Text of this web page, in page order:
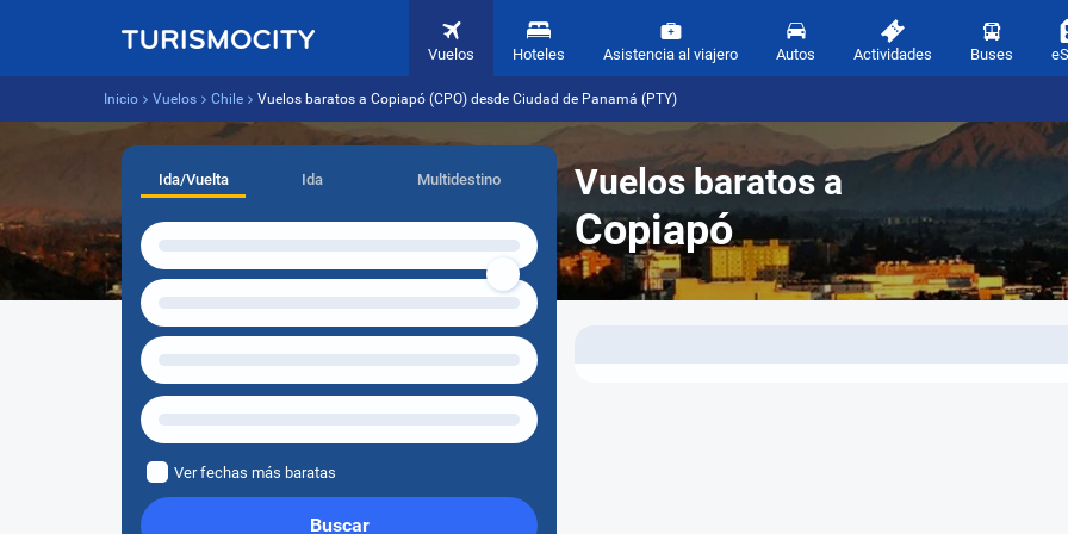
Vuelos Hoteles Asistencia al viajero Autos Actividades Buses
Inicio Vuelos Chile Vuelos baratos a Copiapó (CPO) desde Ciudad de Panamá (PTY)
Vuelos baratos a
Copiapó
Ida/Vuelta Ida Multidestino
Ver fechas más baratas
Buscar